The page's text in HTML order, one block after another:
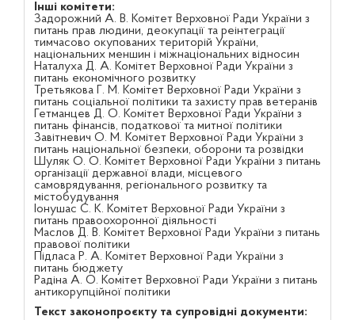
Інші комітети:
Задорожний А. В. Комітет Верховної Ради України з
питань прав людини, деокупації та реінтеграції
тимчасово окупованих територій України,
національних меншин і міжнаціональних відносин
Наталуха Д. А. Комітет Верховної Ради України з
питань економічного розвитку
Третьякова Г. М. Комітет Верховної Ради України з
питань соціальної політики та захисту прав ветеранів
Гетманцев Д. О. Комітет Верховної Ради України з
питань фінансів, податкової та митної політики
Завітневич О. М. Комітет Верховної Ради України з
питань національної безпеки, оборони та розвідки
Шуляк О. О. Комітет Верховної Ради України з питань
організації державної влади, місцевого
самоврядування, регіонального розвитку та
містобудування
Іонушас С. К. Комітет Верховної Ради України з
питань правоохоронної діяльності
Маслов Д. В. Комітет Верховної Ради України з питань
правової політики
Підласа Р. А. Комітет Верховної Ради України з
питань бюджету
Радіна А. О. Комітет Верховної Ради України з питань
антикорупційної політики
Текст законопроєкту та супровідні документи: